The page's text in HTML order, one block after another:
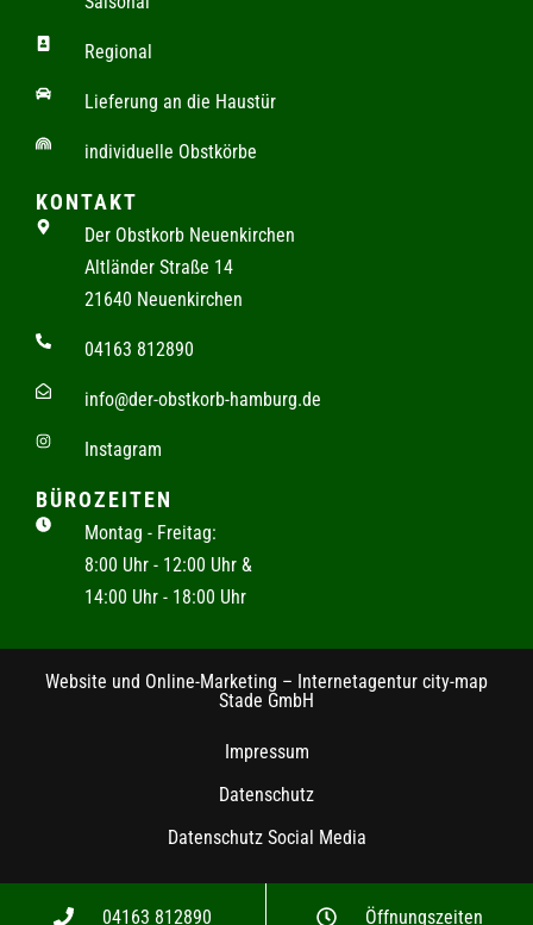
Regional
Lieferung an die Haustür
individuelle Obstkörbe
KONTAKT
Der Obstkorb Neuenkirchen
Altländer Straße 14
21640 Neuenkirchen
04163 812890
info@der-obstkorb-hamburg.de
Instagram
BÜROZEITEN
Montag - Freitag:
8:00 Uhr - 12:00 Uhr &
14:00 Uhr - 18:00 Uhr
Website und Online-Marketing – Internetagentur city-map
Stade GmbH
Impressum
Datenschutz
Datenschutz Social Media
04163 812890 Öffnungszeiten